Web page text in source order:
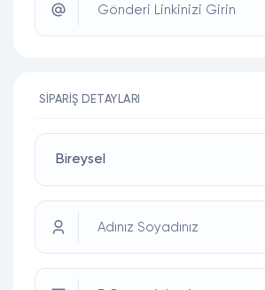
Gönderi Linkinizi Girin
SIPARIŞ DETAYLARI
Adınız Soyadınız